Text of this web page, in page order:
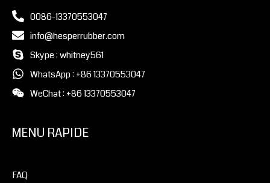
0086-13370553047
info@hesperrubber.com
Skype : whitney561
WhatsApp : +86 13370553047
WeChat : +86 13370553047
MENU RAPIDE
FAQ